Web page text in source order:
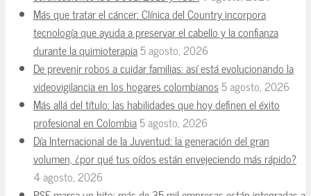
Más que tratar el cáncer: Clínica del Country incorpora
tecnología que ayuda a preservar el cabello y la confianza
durante la quimioterapia5 agosto, 2026
De prevenir robos a cuidar familias: así está evolucionando la
videovigilancia en los hogares colombianos5 agosto, 2026
Más allá del título: las habilidades que hoy definen el éxito
profesional en Colombia5 agosto, 2026
Día Internacional de la Juventud: la generación del gran
volumen, ¿por qué tus oídos están envejeciendo más rápido?
4 agosto, 2026